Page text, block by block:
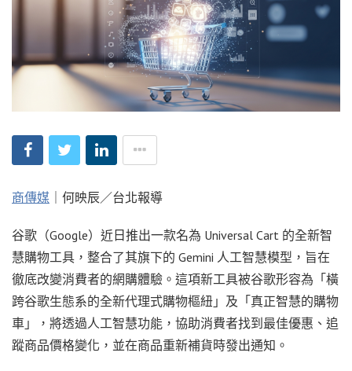
商傳媒 ｜何映辰／台北報導
谷歌（Google）近日推出一款名為 Universal Cart 的全新智
慧購物工具，整合了其旗下的 Gemini 人工智慧模型，旨在
徹底改變消費者的網購體驗。這項新工具被谷歌形容為「橫
跨谷歌生態系的全新代理式購物樞紐」及「真正智慧的購物
車」，將透過人工智慧功能，協助消費者找到最佳優惠、追
蹤商品價格變化，並在商品重新補貨時發出通知。